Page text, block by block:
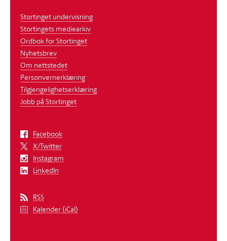
Stortinget undervisning
Stortingets mediearkiv
Ordbok for Stortinget
Nyhetsbrev
Om nettstedet
Personvernerklæring
Tilgjengelighetserklæring
Jobb på Stortinget
Facebook
X/Twitter
Instagram
LinkedIn
RSS
Kalender (iCal)